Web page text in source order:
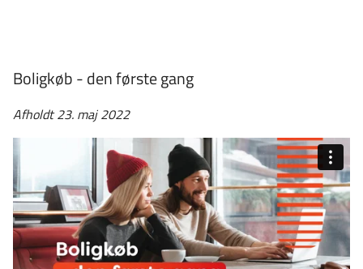
Boligkøb - den første gang
Afholdt 23. maj 2022